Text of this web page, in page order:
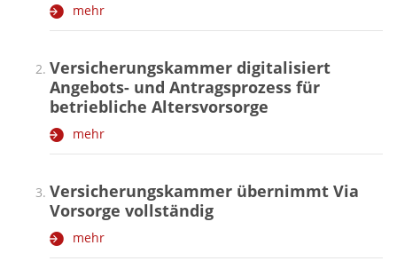
mehr
Versicherungskammer digitalisiert
Angebots- und Antragsprozess für
betriebliche Altersvorsorge
mehr
Versicherungskammer übernimmt Via
Vorsorge vollständig
mehr